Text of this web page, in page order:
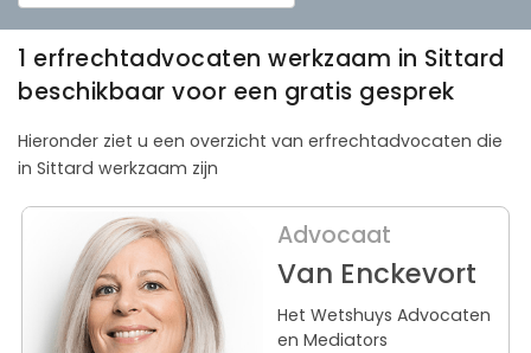
1 erfrechtadvocaten werkzaam in Sittard
beschikbaar voor een gratis gesprek
Hieronder ziet u een overzicht van erfrechtadvocaten die
in Sittard werkzaam zijn
Advocaat
Van Enckevort
Het Wetshuys Advocaten
en Mediators